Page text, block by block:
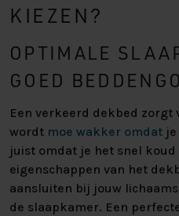
KIEZEN?
OPTIMALE
GOED
Een verkeerd dekbed zorgt
wordt moe wakker omdat
juist omdat je het snel koud
eigenschappen van het
aansluiten bij jouw
de slaapkamer. Een